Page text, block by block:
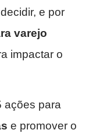
e por
varejo
impactar o
ações para
e promover o